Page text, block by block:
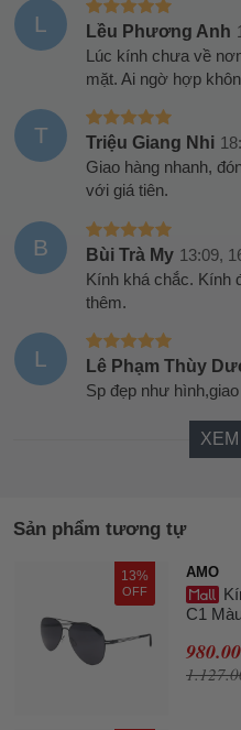
L Lều Phương Anh
Lúc kính chưa về
mặt. Ai ngờ hợp
T Triệu Giang Nhi
Giao hàng nhanh,
với giá tiên.
B Bùi Trà My 13:09,
Kính khá chắc. Kính
thêm.
L Lê Phạm Thùy
Sp đẹp như
Sản phẩm tương tự
13%
OFF
AMO
C1